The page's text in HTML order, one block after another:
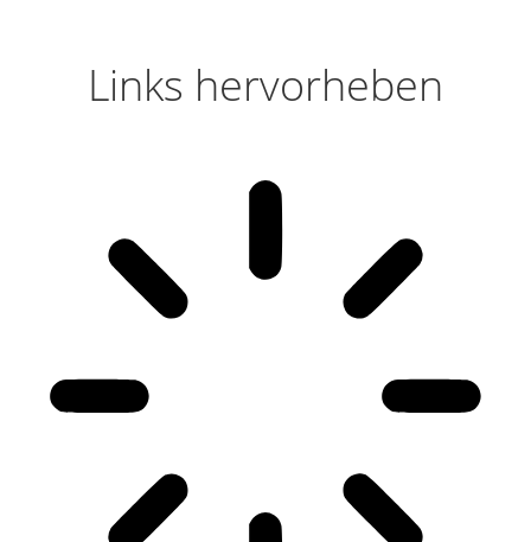
Links hervorheben